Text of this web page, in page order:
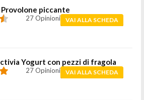
piccante
27 Opinioni VAI ALLA SCHEDA
Yogurt con pezzi di fragola
27 Opinioni VAI ALLA SCHEDA